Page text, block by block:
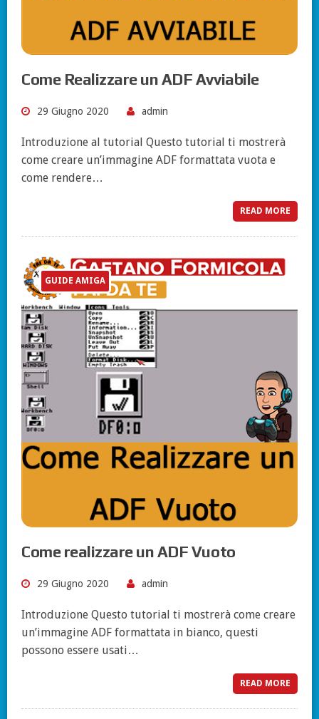
Come Realizzare un ADF Avviabile
29 Giugno 2020 admin
Introduzione al tutorial Questo tutorial ti mostrerà
come creare un’immagine ADF formattata vuota e
come rendere…
READ MORE
GUIDE AMIGA
Come realizzare un ADF Vuoto
29 Giugno 2020 admin
Introduzione Questo tutorial ti mostrerà come creare
un’immagine ADF formattata in bianco, questi
possono essere usati…
READ MORE